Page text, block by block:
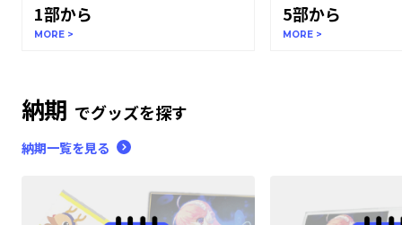
1部から
MORE >
5部から
MORE >
納期 でグッズを探す
納期一覧を見る